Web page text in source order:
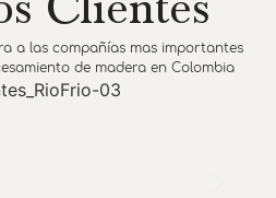
a las compañías mas importantes
de madera en Colombia